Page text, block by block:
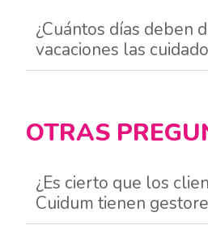
¿Cuántos días deben
vacaciones las
OTRAS
¿Es cierto que los
Cuidum tienen